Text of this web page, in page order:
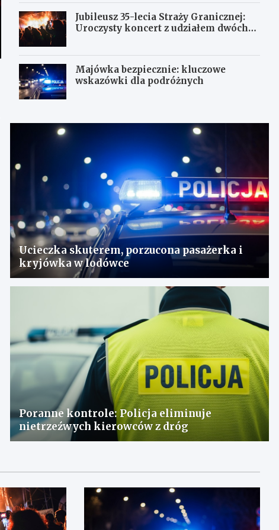
Jubileusz 35-lecia Straży Granicznej:
Uroczysty koncert z udziałem dwóch
Majówka bezpiecznie: kluczowe
wskazówki dla podróżnych
Ucieczka skuterem, porzucona pasażerka i
kryjówka w lodówce
Poranne kontrole: Policja eliminuje
nietrzeźwych kierowców z dróg